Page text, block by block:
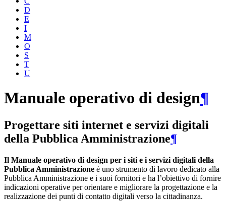
D
E
I
M
O
S
T
U
Manuale operativo di design¶
Progettare siti internet e servizi digitali
della Pubblica Amministrazione¶
Il Manuale operativo di design per i siti e i servizi digitali della
Pubblica Amministrazione è uno strumento di lavoro dedicato alla
Pubblica Amministrazione e i suoi fornitori e ha l’obiettivo di fornire
indicazioni operative per orientare e migliorare la progettazione e la
realizzazione dei punti di contatto digitali verso la cittadinanza.